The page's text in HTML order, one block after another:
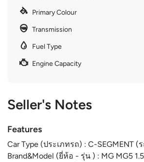
Primary Colour
Transmission
Fuel Type
Engine Capacity
Seller's Notes
Features
Car Type (ประเภทรถ) : C-SEGMENT (
Brand&Model (ยี่ห้อ - รุ่น ) : MG MG5